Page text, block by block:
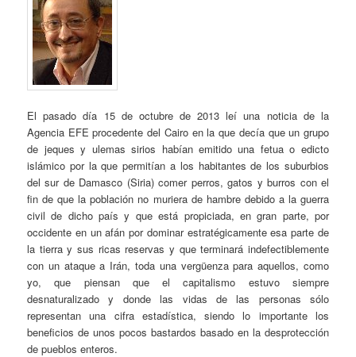
El pasado día 15 de octubre de 2013 leí una noticia de la
Agencia EFE procedente del Cairo en la que decía que un grupo
de jeques y ulemas sirios habían emitido una fetua o edicto
islámico por la que permitían a los habitantes de los suburbios
del sur de Damasco (Siria) comer perros, gatos y burros con el
fin de que la población no muriera de hambre debido a la guerra
civil de dicho país y que está propiciada, en gran parte, por
occidente en un afán por dominar estratégicamente esa parte de
la tierra y sus ricas reservas y que terminará indefectiblemente
con un ataque a Irán, toda una vergüenza para aquellos, como
yo, que piensan que el capitalismo estuvo siempre
desnaturalizado y donde las vidas de las personas sólo
representan una cifra estadística, siendo lo importante los
beneficios de unos pocos bastardos basado en la desprotección
de pueblos enteros.